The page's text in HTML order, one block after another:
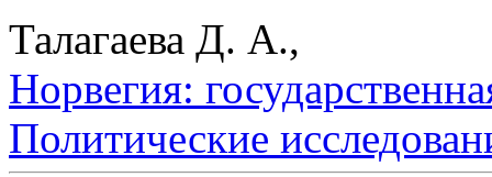
Талагаева Д. А.,
Норвегия:
Политические